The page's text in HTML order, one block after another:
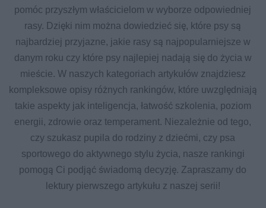
pomóc przyszłym właścicielom w wyborze odpowiedniej
rasy. Dzięki nim można dowiedzieć się, które psy są
najbardziej przyjazne, jakie rasy są najpopularniejsze w
danym roku czy które psy najlepiej nadają się do życia w
mieście. W naszych kategoriach artykułów znajdziesz
kompleksowe opisy różnych rankingów, które uwzględniają
takie aspekty jak inteligencja, łatwość szkolenia, poziom
energii, zdrowie oraz temperament. Niezależnie od tego,
czy szukasz pupila do rodziny z dziećmi, czy psa
sportowego do aktywnego stylu życia, nasze rankingi
pomogą Ci podjąć świadomą decyzję. Zapraszamy do
lektury pierwszego artykułu z naszej serii!